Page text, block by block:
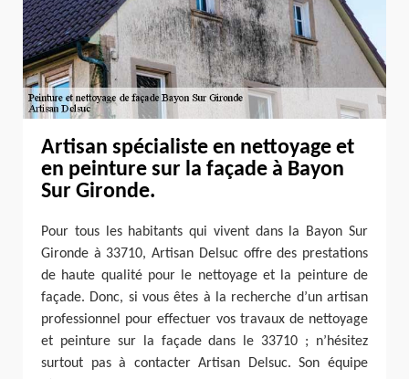
Artisan spécialiste en nettoyage et
en peinture sur la façade à Bayon
Sur Gironde.
Pour tous les habitants qui vivent dans la Bayon Sur
Gironde à 33710, Artisan Delsuc offre des prestations
de haute qualité pour le nettoyage et la peinture de
façade. Donc, si vous êtes à la recherche d’un artisan
professionnel pour effectuer vos travaux de nettoyage
et peinture sur la façade dans le 33710 ; n’hésitez
surtout pas à contacter Artisan Delsuc. Son équipe